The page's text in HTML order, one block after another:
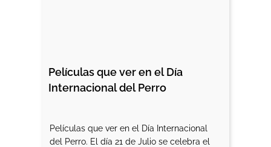
Películas que ver en el Día
Internacional del Perro
Películas que ver en el Día Internacional
del Perro. El día 21 de Julio se celebra el